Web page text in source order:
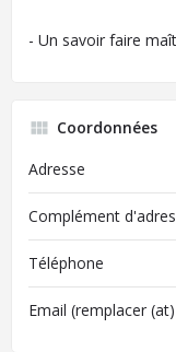
- Un savoir faire
Coordonnées
Adresse
Complément
Téléphone
Email (remplacer